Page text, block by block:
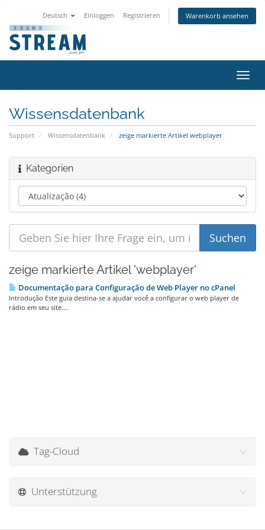
Deutsch Einloggen Registrieren Warenkorb ansehen
ein-/
Wissensdatenbank
Support Wissensdatenbank zeige markierte Artikel webplayer
Kategorien
zeige markierte Artikel 'webplayer'
Documentação para Configuração de Web Player no cPanel
Introdução Este guia destina-se a ajudar você a configurar o web player de
rádio em seu site....
Tag-Cloud
Unterstützung